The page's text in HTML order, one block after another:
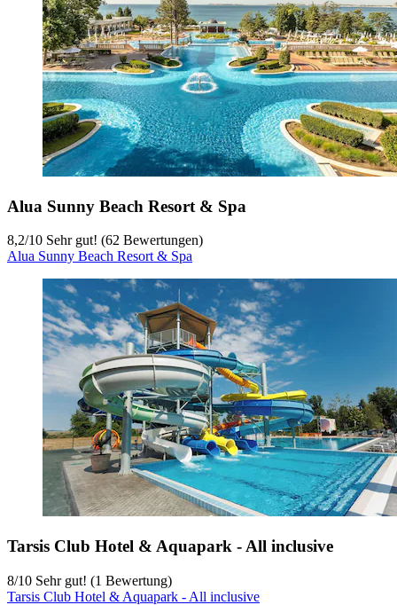
Alua Sunny Beach Resort & Spa
8,2/10 Sehr gut! (62 Bewertungen)
Alua Sunny Beach Resort & Spa
Tarsis Club Hotel & Aquapark - All inclusive
8/10 Sehr gut! (1 Bewertung)
Tarsis Club Hotel & Aquapark - All inclusive